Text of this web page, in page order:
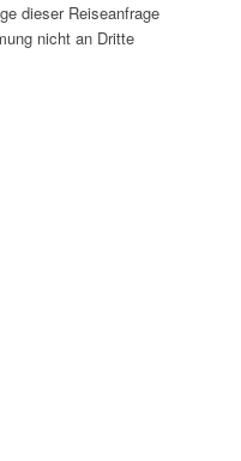
dieser Reiseanfrage
nicht an Dritte